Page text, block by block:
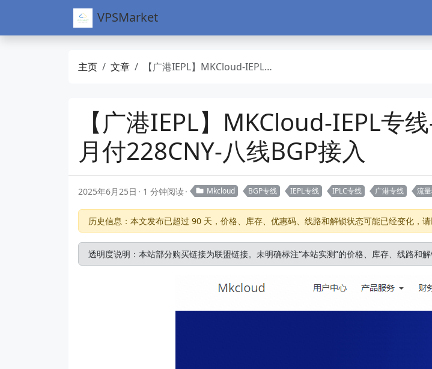
VPSMarket
主页 文章 【广港IEPL】MKCloud-IEPL专线-150Mbps带宽-500GB流量-月付228CNY-八线BGP接入
【广港IEPL】MKCloud-IEPL专
月付228CNY-八线BGP接入
2025年6月25日 1 分钟阅读 Mkcloud BGP专线 IEPL专线 IPLC专线 广港专线 流
历史信息：本文发布已超过 90 天，价格、库存、优惠码、线路和解锁状态可能已经变化，请
透明度说明：本站部分购买链接为联盟链接。未明确标注“本站实测”的价格、库存、线路和